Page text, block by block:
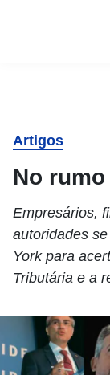
Artigos
No
Empresários,
autoridades
York para
Tributária e a